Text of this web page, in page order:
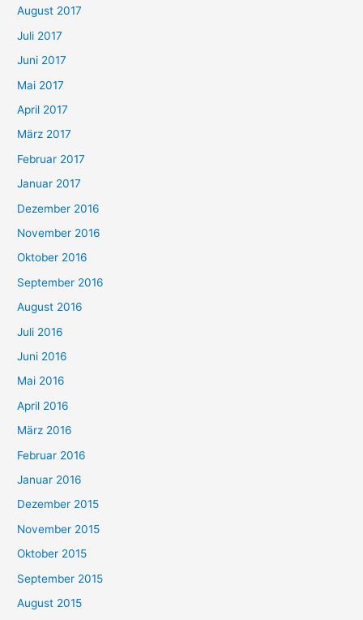
August 2017
Juli 2017
Juni 2017
Mai 2017
April 2017
März 2017
Februar 2017
Januar 2017
Dezember 2016
November 2016
Oktober 2016
September 2016
August 2016
Juli 2016
Juni 2016
Mai 2016
April 2016
März 2016
Februar 2016
Januar 2016
Dezember 2015
November 2015
Oktober 2015
September 2015
August 2015